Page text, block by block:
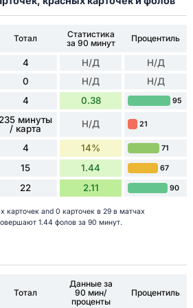
Тотал
Статистика
за 90 минут
Процентиль
4 Н/Д Н/Д
0 Н/Д Н/Д
4 0.38 95
235 минуты
/ карта
Н/Д 21
4 14% 71
15 1.44 67
22 2.11 90
карточек and 0 карточек в 29 в матчах
1.44 фолов за 90 минут.
Тотал
Данные за
90 мин/
проценты
Процентиль